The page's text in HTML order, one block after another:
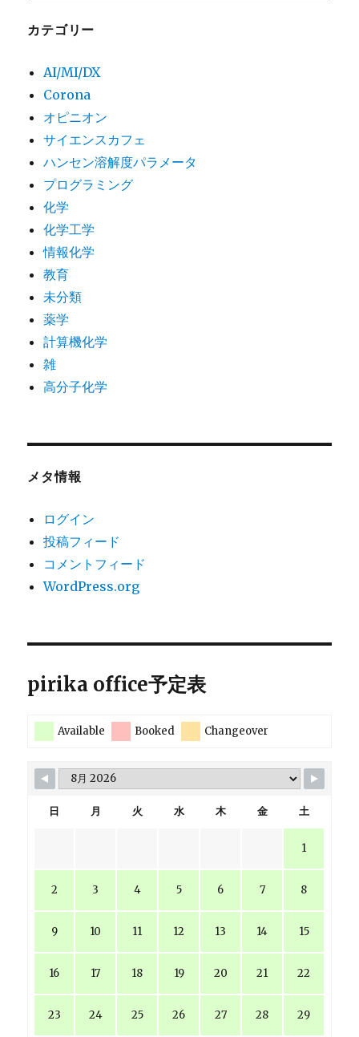
カテゴリー
AI/MI/DX
Corona
オピニオン
サイエンスカフェ
ハンセン溶解度パラメータ
プログラミング
化学
化学工学
情報化学
教育
未分類
薬学
計算機化学
雑
高分子化学
メタ情報
ログイン
投稿フィード
コメントフィード
WordPress.org
pirika office予定表
Available Booked Changeover
日 月 火 水 木 金 土
1
2 3 4 5 6 7 8
9 10 11 12 13 14 15
16 17 18 19 20 21 22
23 24 25 26 27 28 29